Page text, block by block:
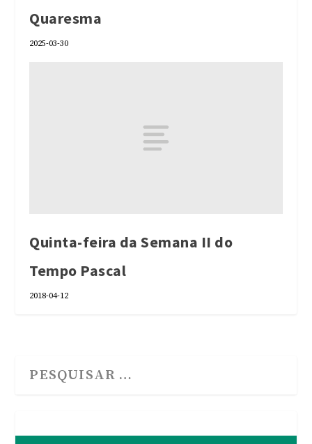
Quaresma
2025-03-30
Quinta-feira da Semana II do
Tempo Pascal
2018-04-12